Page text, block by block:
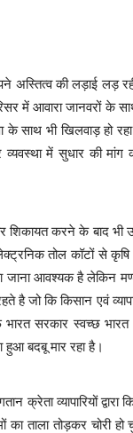
की लड़ाई लड़
आवारा जानवरों के साथ
साथ भी खिलवाड़ हो
में सुधार की
करने के बाद भी
तोल कॉटों से कृषि
आवश्यक है लेकिन
है जो कि किसान एवं
सरकार स्वच्छ भारत
हुआ बदबू मार रहा है।
व्यापारियों द्वारा
का ताला तोड़कर